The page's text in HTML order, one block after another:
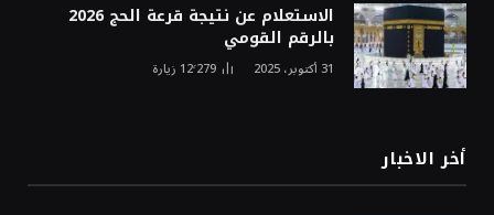
الاستعلام عن نتيجة قرعة الحج 2026
بالرقم القومي
31 أكتوبر، 2025 12٬279 زيارة
أخر الاخبار